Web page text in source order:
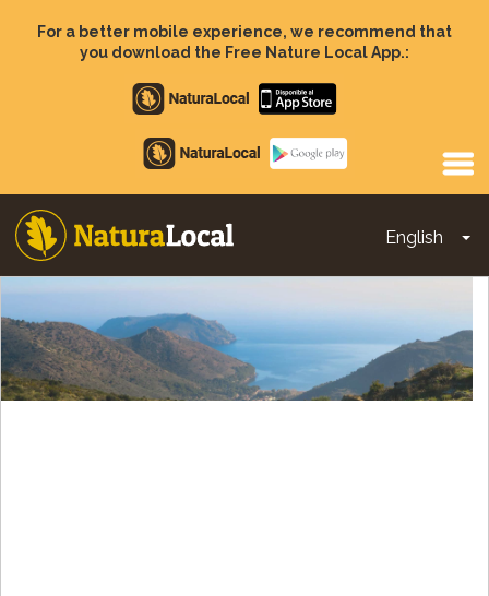
For a better mobile experience, we recommend that
you download the Free Nature Local App.:
Apple
store
Google
Play
English
Main
navigation